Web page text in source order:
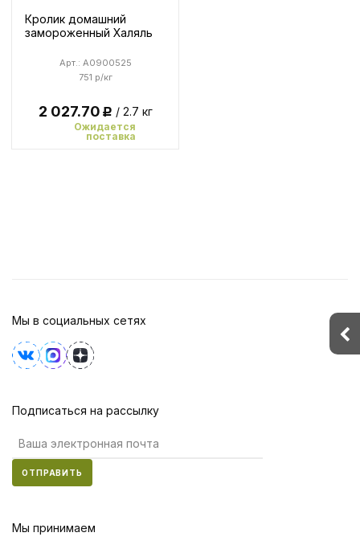
Кролик домашний
замороженный Халяль
751 р/кг
Арт.: A0900525
2 027.70Р / 2.7 кг
Ожидается
поставка
Мы в социальных сетях
Подписаться на рассылку
ОТПРАВИТЬ
Мы принимаем